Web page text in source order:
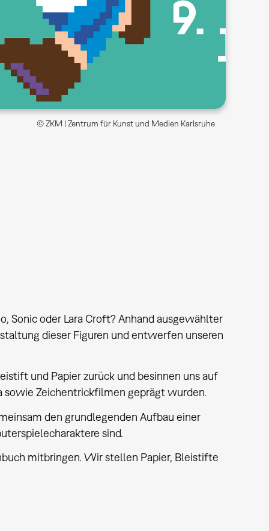
© ZKM | Zentrum für Kunst und Medien Karlsruhe
Sonic oder Lara Croft? Anhand ausgewählter
dieser Figuren und entwerfen unseren
und Papier zurück und besinnen uns auf
sowie Zeichentrickfilmen geprägt wurden.
den grundlegenden Aufbau einer
sind.
mitbringen. Wir stellen Papier, Bleistifte